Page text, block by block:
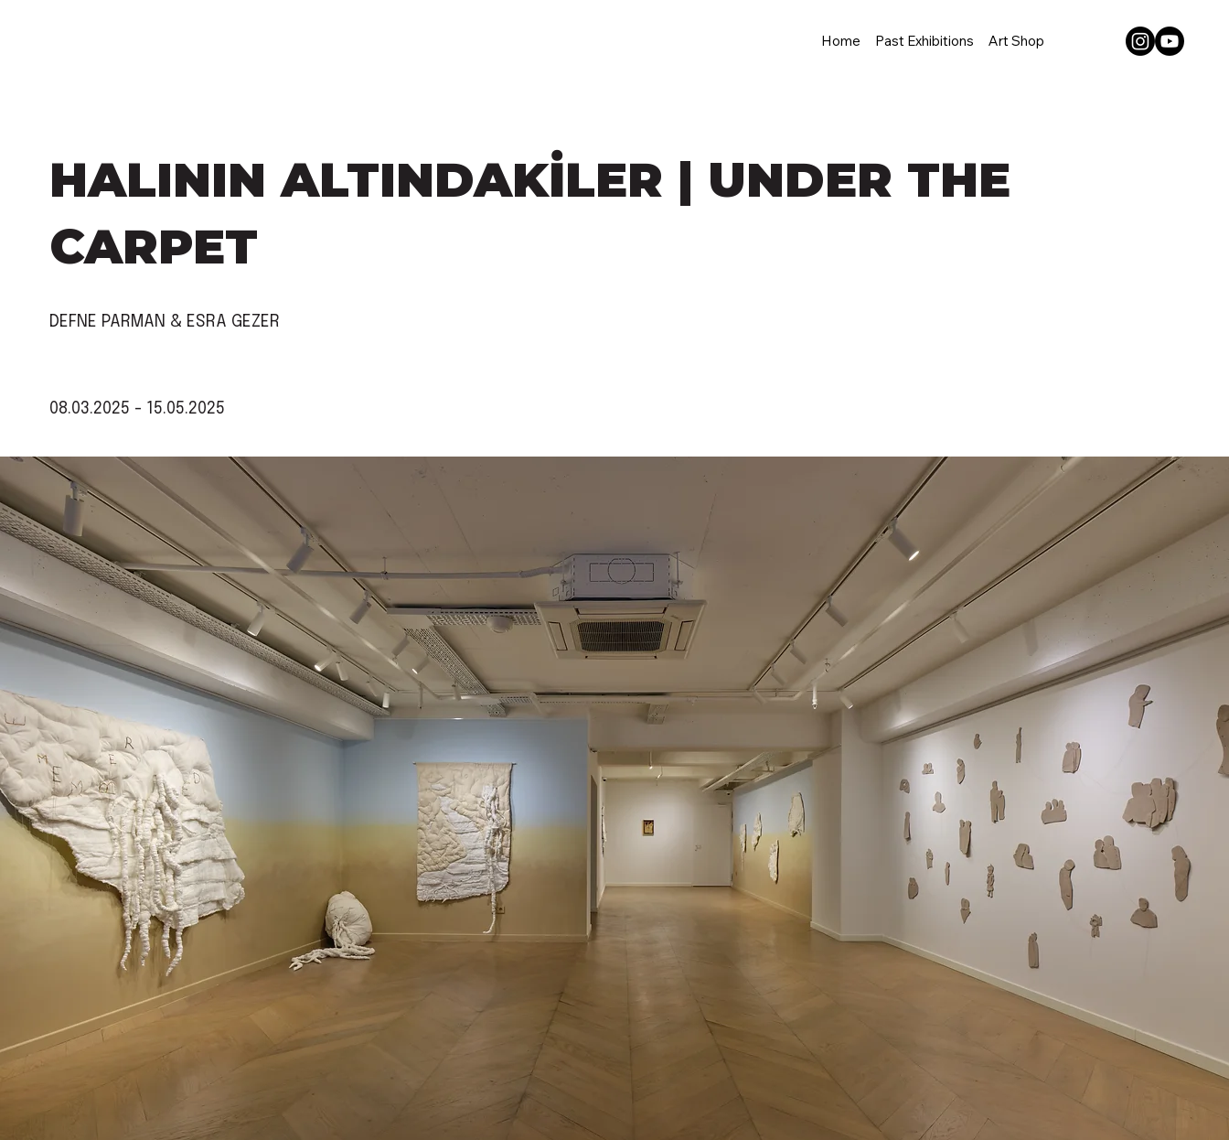
Home Past Exhibitions Art Shop
HALININ ALTINDAKİLER | UNDER THE
CARPET
DEFNE PARMAN & ESRA GEZER
08.03.2025 - 15.05.2025